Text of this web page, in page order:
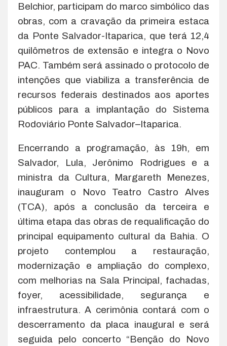
Belchior, participam do marco simbólico das
obras, com a cravação da primeira estaca
da Ponte Salvador-Itaparica, que terá 12,4
quilômetros de extensão e integra o Novo
PAC. Também será assinado o protocolo de
intenções que viabiliza a transferência de
recursos federais destinados aos aportes
públicos para a implantação do Sistema
Rodoviário Ponte Salvador–Itaparica.
Encerrando a programação, às 19h, em
Salvador, Lula, Jerônimo Rodrigues e a
ministra da Cultura, Margareth Menezes,
inauguram o Novo Teatro Castro Alves
(TCA), após a conclusão da terceira e
última etapa das obras de requalificação do
principal equipamento cultural da Bahia. O
projeto contemplou a restauração,
modernização e ampliação do complexo,
com melhorias na Sala Principal, fachadas,
foyer, acessibilidade, segurança e
infraestrutura. A cerimônia contará com o
descerramento da placa inaugural e será
seguida pelo concerto “Benção do Novo